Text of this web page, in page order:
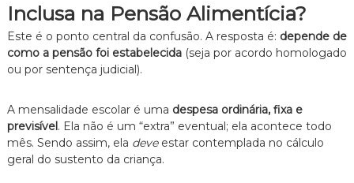
Inclusa na Pensão Alimentícia?
Este é o ponto central da confusão. A resposta é: depende de
como a pensão foi estabelecida(seja por acordo homologado
ou por sentença judicial).
A mensalidade escolar é uma despesa ordinária, fixa e
previsível. Ela não é um “extra” eventual; ela acontece todo
mês. Sendo assim, ela deveestar contemplada no cálculo
geral do sustento da criança.